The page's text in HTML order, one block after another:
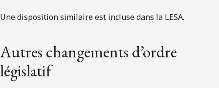
Une disposition similaire est incluse dans la LESA.
Autres changements d’ordre
législatif